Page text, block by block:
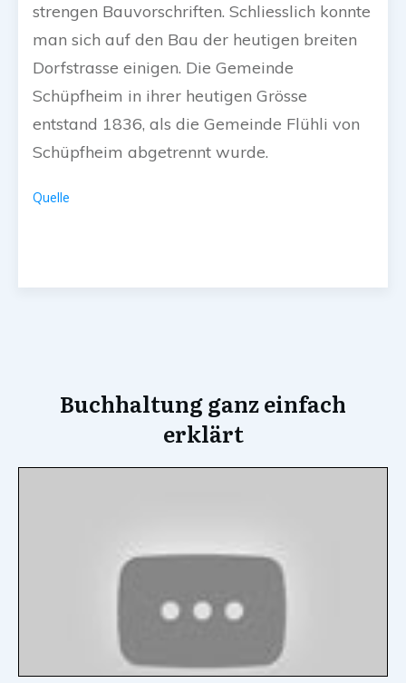
strengen Bauvorschriften. Schliesslich konnte
man sich auf den Bau der heutigen breiten
Dorfstrasse einigen. Die Gemeinde
Schüpfheim in ihrer heutigen Grösse
entstand 1836, als die Gemeinde Flühli von
Schüpfheim abgetrennt wurde.
Quelle
Buchhaltung ganz einfach
erklärt